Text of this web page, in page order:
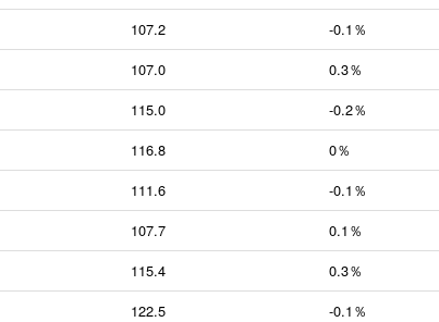
107.2
-0.1％
107.0
0.3％
115.0
-0.2％
116.8
0％
111.6
-0.1％
107.7
0.1％
115.4
0.3％
122.5
-0.1％